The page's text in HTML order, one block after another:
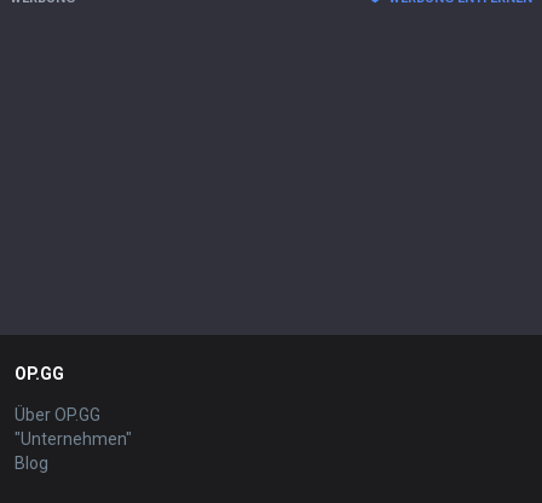
OP.GG
Über OP.GG
"Unternehmen"
Blog